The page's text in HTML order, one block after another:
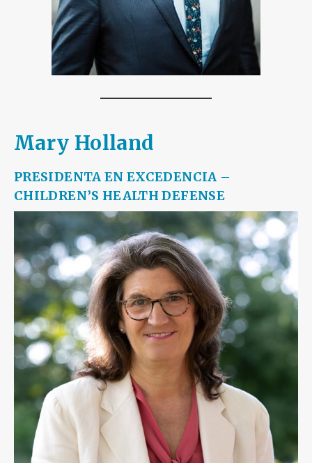
Mary Holland
PRESIDENTA EN EXCEDENCIA –
CHILDREN’S HEALTH DEFENSE